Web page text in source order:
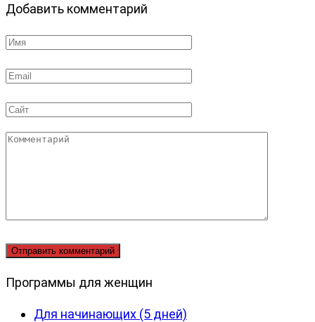
Добавить комментарий
Имя
Email
Сайт
Комментарий
Программы для женщин
Для начинающих (5 дней)